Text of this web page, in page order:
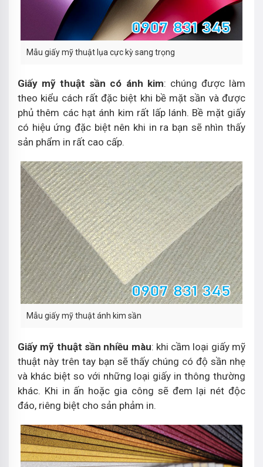
Mẫu giấy mỹ thuật lụa cực kỳ sang trọng
Giấy mỹ thuật sần có ánh kim: chúng được làm
theo kiểu cách rất đặc biệt khi bề mặt sần và được
phủ thêm các hạt ánh kim rất lấp lánh. Bề mặt giấy
có hiệu ứng đặc biệt nên khi in ra bạn sẽ nhìn thấy
sản phẩm in rất cao cấp.
Mẫu giấy mỹ thuật ánh kim sần
Giấy mỹ thuật sần nhiều màu: khi cầm loại giấy mỹ
thuật này trên tay bạn sẽ thấy chúng có độ sần nhẹ
và khác biệt so với những loại giấy in thông thường
khác. Khi in ấn hoặc gia công sẽ đem lại nét độc
đáo, riêng biệt cho sản phảm in.